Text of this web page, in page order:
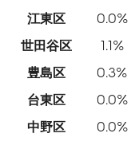
江東区
0.0%
世田谷区
1.1%
豊島区
0.3%
台東区
0.0%
中野区
0.0%